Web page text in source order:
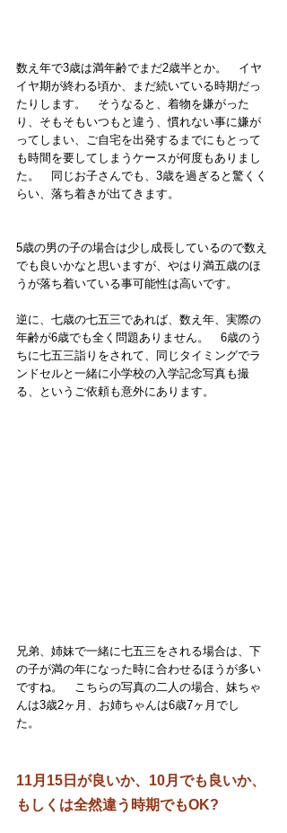
数え年で3歳は満年齢でまだ2歳半とか。　イヤ
イヤ期が終わる頃か、まだ続いている時期だっ
たりします。　そうなると、着物を嫌がった
り、そもそもいつもと違う、慣れない事に嫌が
ってしまい、ご自宅を出発するまでにもとって
も時間を要してしまうケースが何度もありまし
た。　同じお子さんでも、3歳を過ぎると驚くく
らい、落ち着きが出てきます。
5歳の男の子の場合は少し成長しているので数え
でも良いかなと思いますが、やはり満五歳のほ
うが落ち着いている事可能性は高いです。
逆に、七歳の七五三であれば、数え年、実際の
年齢が6歳でも全く問題ありません。　6歳のう
ちに七五三詣りをされて、同じタイミングでラ
ンドセルと一緒に小学校の入学記念写真も撮
る、というご依頼も意外にあります。
兄弟、姉妹で一緒に七五三をされる場合は、下
の子が満の年になった時に合わせるほうが多い
ですね。　こちらの写真の二人の場合、妹ちゃ
んは3歳2ヶ月、お姉ちゃんは6歳7ヶ月でし
た。
11月15日が良いか、10月でも良いか、
もしくは全然違う時期でもOK?